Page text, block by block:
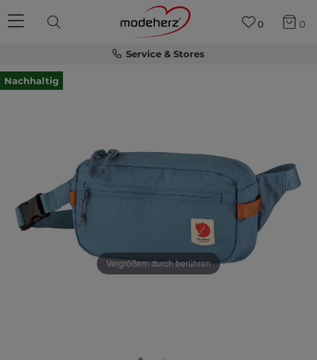
Service & Stores
0 0
Nachhaltig
Vergrößern durch berühren